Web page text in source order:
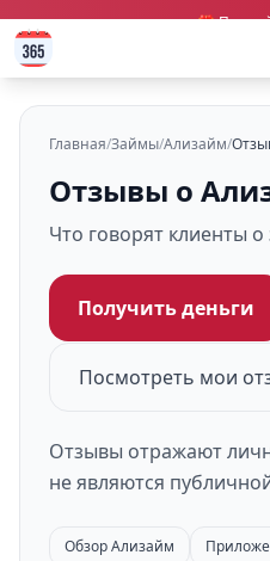
🎁
Главная/Займы/Ализайм/
Отзывы о
Что говорят клиенты
Получить деньги
Посмотреть мои
Отзывы отражают
не являются
Обзор Ализайм